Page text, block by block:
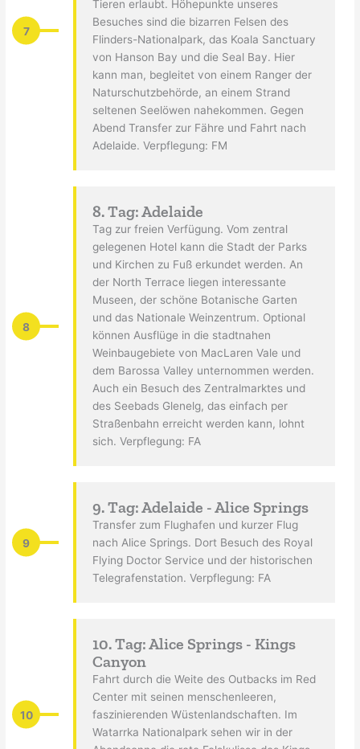
7
Tieren erlaubt. Höhepunkte unseres
Besuches sind die bizarren Felsen des
Flinders-Nationalpark, das Koala Sanctuary
von Hanson Bay und die Seal Bay. Hier
kann man, begleitet von einem Ranger der
Naturschutzbehörde, an einem Strand
seltenen Seelöwen nahekommen. Gegen
Abend Transfer zur Fähre und Fahrt nach
Adelaide. Verpflegung: FM
8
8. Tag: Adelaide
Tag zur freien Verfügung. Vom zentral
gelegenen Hotel kann die Stadt der Parks
und Kirchen zu Fuß erkundet werden. An
der North Terrace liegen interessante
Museen, der schöne Botanische Garten
und das Nationale Weinzentrum. Optional
können Ausflüge in die stadtnahen
Weinbaugebiete von MacLaren Vale und
dem Barossa Valley unternommen werden.
Auch ein Besuch des Zentralmarktes und
des Seebads Glenelg, das einfach per
Straßenbahn erreicht werden kann, lohnt
sich. Verpflegung: FA
9
9. Tag: Adelaide - Alice Springs
Transfer zum Flughafen und kurzer Flug
nach Alice Springs. Dort Besuch des Royal
Flying Doctor Service und der historischen
Telegrafenstation. Verpflegung: FA
10
10. Tag: Alice Springs - Kings
Canyon
Fahrt durch die Weite des Outbacks im Red
Center mit seinen menschenleeren,
faszinierenden Wüstenlandschaften. Im
Watarrka Nationalpark sehen wir in der